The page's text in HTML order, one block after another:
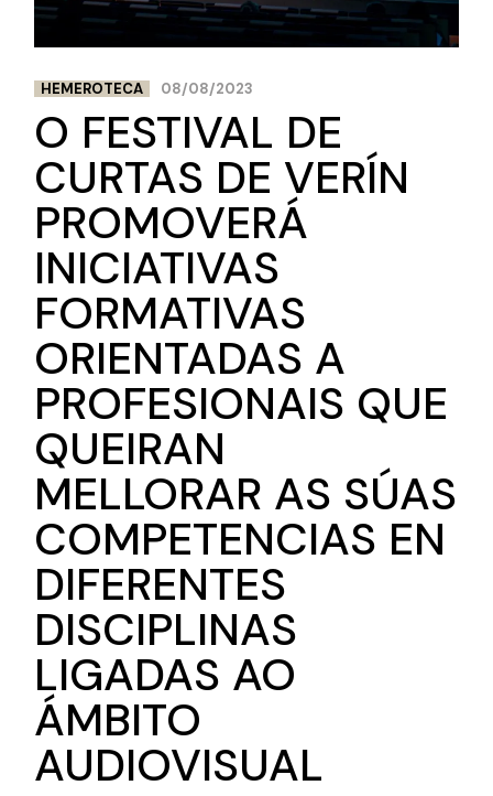
HEMEROTECA 08/08/2023
O FESTIVAL DE
CURTAS DE VERÍN
PROMOVERÁ
INICIATIVAS
FORMATIVAS
ORIENTADAS A
PROFESIONAIS QUE
QUEIRAN
MELLORAR AS SÚAS
COMPETENCIAS EN
DIFERENTES
DISCIPLINAS
LIGADAS AO
ÁMBITO
AUDIOVISUAL